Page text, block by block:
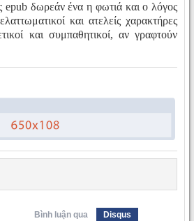
epub δωρεάν ένα η φωτιά και ο λόγος
και ατελείς χαρακτήρες
και συμπαθητικοί, αν γραφτούν
Bình luận qua
Disqus